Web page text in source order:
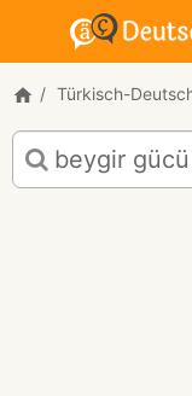
Türkisch-
Türkisch-
Deutsch